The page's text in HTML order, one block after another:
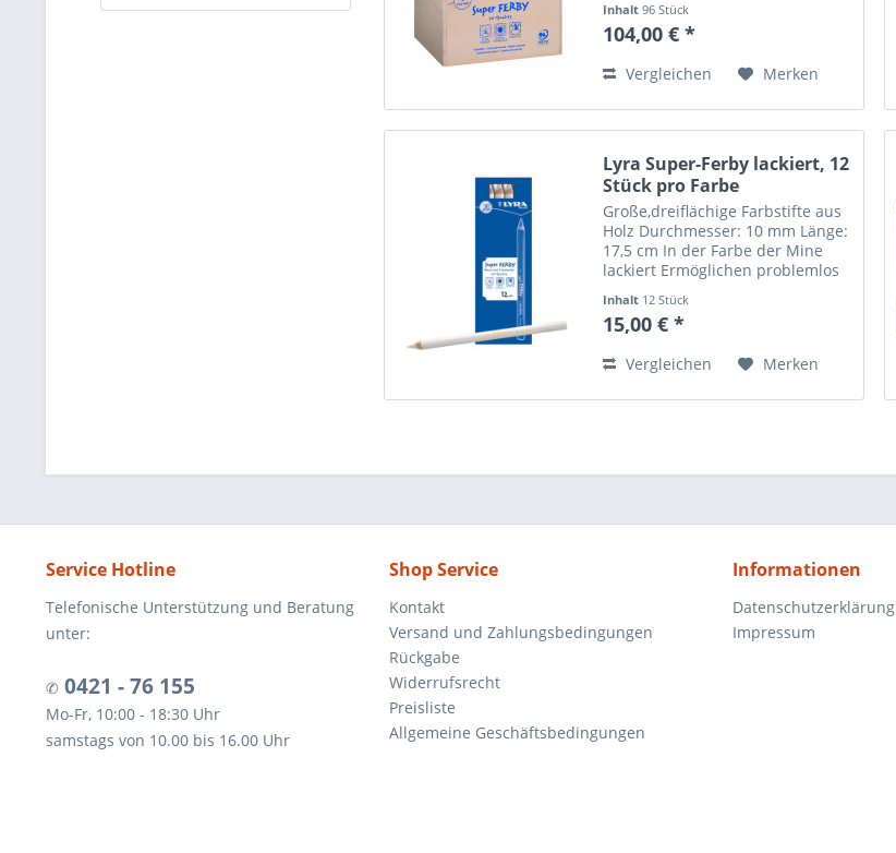
Form. Hiermit finden auch die
jungen Künstler schnell den
Malvergnügen...
Inhalt96 Stück
104,00 € *
Vergleichen Merken
Lyra Super-Ferby lackiert, 12
Stück pro Farbe
Große,dreiflächige Farbstifte aus
Holz Durchmesser: 10 mm Länge:
17,5 cm In der Farbe der Mine
lackiert Ermöglichen problemlos
ermüdungsfreies Arbeiten über
mehrere Stunden Hoch
Inhalt 12 Stück
15,00 € *
Vergleichen Merken
Service Hotline
Telefonische Unterstützung und Beratung
unter:
✆ 0421 - 76 155
Mo-Fr, 10:00 - 18:30 Uhr
samstags von 10.00 bis 16.00 Uhr
Shop Service
Kontakt
Versand und Zahlungsbedingungen
Rückgabe
Widerrufsrecht
Preisliste
Allgemeine Geschäftsbedingungen
Informationen
Datenschutzerklärung
Impressum